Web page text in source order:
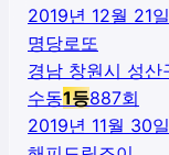
2019년 12월 21일
명당로또
경남 창원시 성
수동1등887회
2019년 11월 30일